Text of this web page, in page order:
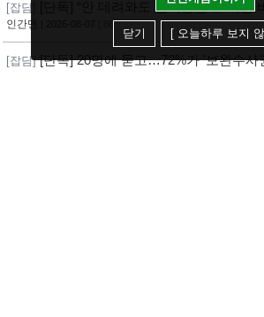
[잡담]
[단독] “안 데려와도 임의동행에 ‘죄명
조직적 개입?
인간맨
[ 86 / 0 ]
[잡담] [단독] 20명에 묻고…72%가 '보완수사
닫기 [ 오늘하루 보지